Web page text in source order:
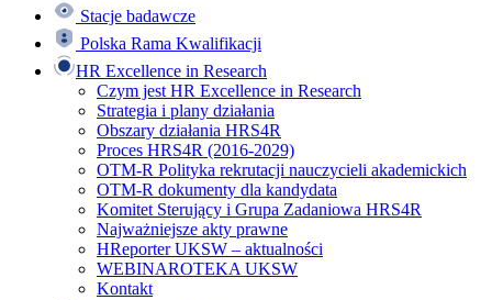
Stacje badawcze
Polska Rama Kwalifikacji
HR Excellence in Research
Czym jest HR Excellence in Research
Strategia i plany działania
Obszary działania HRS4R
Proces HRS4R (2016-2029)
OTM-R Polityka rekrutacji nauczycieli akademickich
OTM-R dokumenty dla kandydata
Komitet Sterujący i Grupa Zadaniowa HRS4R
Najważniejsze akty prawne
HReporter UKSW – aktualności
WEBINAROTEKA UKSW
Kontakt